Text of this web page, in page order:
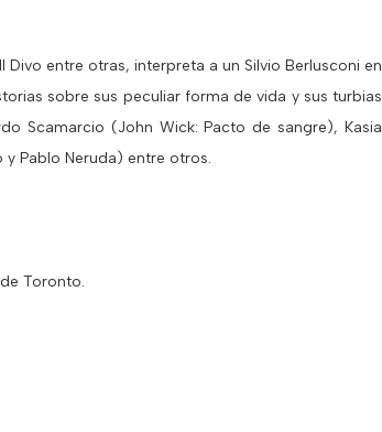
entre otras, interpreta a un Silvio Berlusconi en
sobre sus peculiar forma de vida y sus turbias
Scamarcio (John Wick: Pacto de sangre), Kasia
Pablo Neruda) entre otros.
Toronto.